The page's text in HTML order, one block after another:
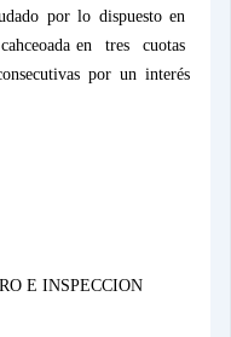
por lo dispuesto en
en tres
cuotas
por un interés
E INSPECCION